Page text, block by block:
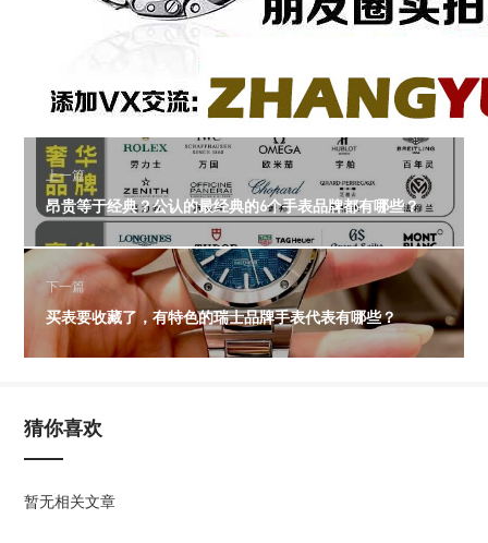
上一篇
昂贵等于经典？公认的最经典的6个手表品牌都有哪些？
下一篇
买表要收藏了，有特色的瑞士品牌手表代表有哪些？
猜你喜欢
暂无相关文章